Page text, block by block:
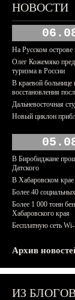
НОВОСТИ
На Русском острове
Олег Кожемяко
туризма в России
В краевой
восстановления
Дальневосточная
Новый циклон
В Биробиджане
Датского
В Хабаровском
Более 40
Более 1 000 тонн
Хабаровского края
Бесплатную сеть
Архив
ИЗ